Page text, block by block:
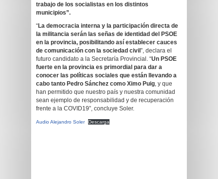
trabajo de los socialistas en los distintos
municipios”.
“La democracia interna y la participación directa de
la militancia serán las señas de identidad del PSOE
en la provincia, posibilitando así establecer cauces
de comunicación con la sociedad civil ”, declara el
futuro candidato a la Secretaría Provincial. “Un PSOE
fuerte en la provincia es primordial para dar a
conocer las políticas sociales que están llevando a
cabo tanto Pedro Sánchez como Ximo Puig, y que
han permitido que nuestro país y nuestra comunidad
sean ejemplo de responsabilidad y de recuperación
frente a la COVID19”, concluye Soler.
Audio Alejandro Soler Descarga